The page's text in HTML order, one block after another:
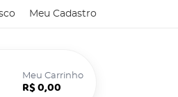
Meu Cadastro
Meu Carrinho
R$ 0,00